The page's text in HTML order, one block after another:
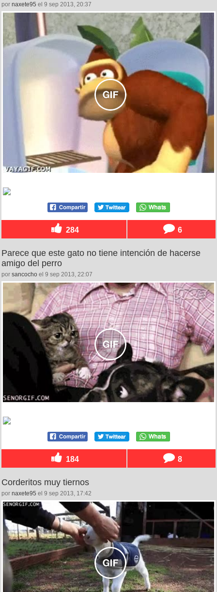
por naxete95 el 9 sep 2013, 20:37
284 6
Parece que este gato no tiene intención de hacerse
amigo del perro
por sancocho el 9 sep 2013, 22:07
184 8
Corderitos muy tiernos
por naxete95 el 9 sep 2013, 17:42